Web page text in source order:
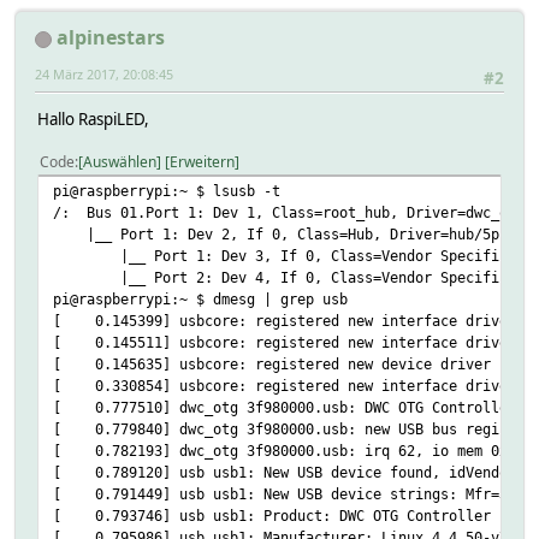
alpinestars
#2
24 März 2017, 20:08:45
Hallo RaspiLED,
Code Auswählen Erweitern
pi@raspberrypi:~ $ lsusb -t
/: Bus 01.Port 1: Dev 1, Class=root_hub, Driver=dwc_otg/
|__ Port 1: Dev 2, If 0, Class=Hub, Driver=hub/5p,
|__ Port 1: Dev 3, If 0, Class=Vendor Specific Class,
|__ Port 2: Dev 4, If 0, Class=Vendor Specific
pi@raspberrypi:~ $ dmesg | grep usb
[ 0.145399] usbcore: registered new interface driver
[ 0.145511] usbcore: registered new interface driver
[ 0.145635] usbcore: registered new device driver usb
[ 0.330854] usbcore: registered new interface driver
[ 0.777510] dwc_otg 3f980000.usb: DWC OTG Controller
[ 0.779840] dwc_otg 3f980000.usb: new USB bus
[ 0.782193] dwc_otg 3f980000.usb: irq 62, io mem
[ 0.789120] usb usb1: New USB device found,
[ 0.791449] usb usb1: New USB device strings: Mfr=3,
[ 0.793746] usb usb1: Product: DWC OTG Controller